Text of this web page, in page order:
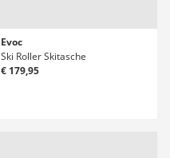
Evoc
Ski Roller Skitasche
€ 179,95